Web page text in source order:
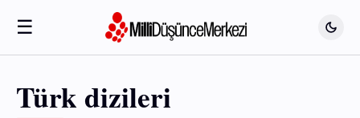
☰
Türk dizileri